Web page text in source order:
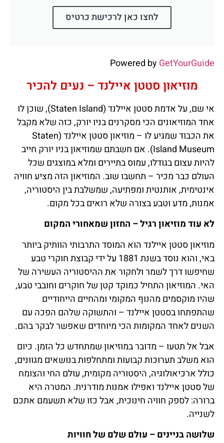
לחצו כאן לרכישת כרטיס
Powered byGetYourGuide
מוזיאון סטטן איילנד – נעים להכיר
אי שם, על אדמת סטטן איילנד (Staten Island), שוכן לו
אחד המוזיאונים הכי מסקרנים בניו יורק, כזה שלא מקבל
את הכבוד שמגיע לו – מוזיאון סטטן איילנד (Staten
Island Museum). אם חשבתם שמוזיאון בניו יורק חייב
להיות עצום בגודלו, עמוס בתיירים ומלא במוצגים שכל
העולם כבר מכיר – תחשבו שוב. המוזיאון הזה מציע חוויה
אינטימית, אותנטית ומפתיעה, שמשלבת בין היסטוריה,
אמנות, מדע וטבע בצורה שלא רואים בכל מקום.
לא עוד מוזיאון רגיל – החזון שמאחורי המקום
מוזיאון סטטן איילנד הוא המוסד התרבותי הוותיק ביותר
באי, והוא נוסד בשנת 1881 על ידי קבוצת חוקרי טבע
שחיפשו דרך לשמר ולחקור את ההיסטוריה העשירה של
האי. המוזיאון התחיל כמוקד קטן של חוקרים וחובבי טבע,
שהיו מוקסמים מהנוף המקומי ומהחיים הייחודיים
שהתפתחו בסטטן איילנד – והתשוקה שלהם הפכה עם
השנים לאחד המקומות הכי מיוחדים שאפשר לבקר בהם.
אבל אל תטעו – מדובר במוזיאון שמתחדש כל הזמן. כיום
הוא משלב תערוכות קבועות ומתחלפות בנושאים מגוונים,
כולל ארכיאולוגיה, היסטוריה מקומית, עולם החי והצומח
של סטטן איילנד ואפילו אמנות מודרנית. המטרה היא
ברורה: לספק חוויה חינוכית, אבל כזו שלא תשעמם אתכם
לשנייה.
שלושה בניינים – עולם שלם של חוויות